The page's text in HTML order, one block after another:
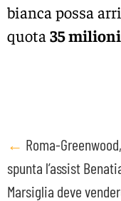
bianca possa
quota 35
Post
navigation
← Roma-Greenwood,
spunta l’assist
Marsiglia deve